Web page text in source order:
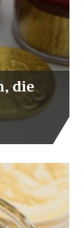
die